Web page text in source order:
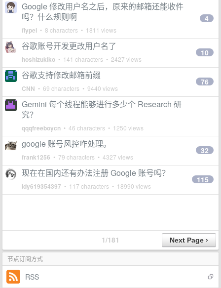
Google 修改用户名之后，原来的邮箱还能收件
吗？什么规则啊
flypei • 8 characters • 1811 views
4
谷歌账号开发更改用户名了
hoshizukiko • 141 characters • 2427 views
10
谷歌支持修改邮箱前缀
CNN • 69 characters • 9440 views
76
Gemini 每个线程能够进行多少个 Research 研
究？
qqqfreeboycn • 46 characters • 1250 views
google 账号风控咋处理。
frank1256 • 79 characters • 4327 views
32
现在在国内还有办法注册 Google 账号吗？
ldy619354397 • 117 characters • 18990 views
115
1/181
节点订阅方式
RSS